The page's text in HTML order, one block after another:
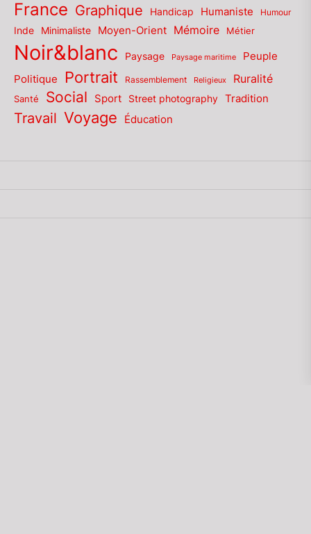
France Graphique Handicap Humaniste Humour
Inde Minimaliste Moyen-Orient Mémoire Métier
Noir&blanc Paysage Paysage maritime Peuple
Politique Portrait Rassemblement Religieux Ruralité
Santé Social Sport Street photography Tradition
Travail Voyage Éducation